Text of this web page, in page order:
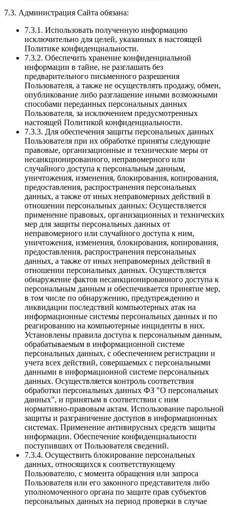
7.3. Администрация Сайта обязана:
7.3.1. Использовать полученную информацию
исключительно для целей, указанных в настоящей
Политике конфиденциальности.
7.3.2. Обеспечить хранение конфиденциальной
информации в тайне, не разглашать без
предварительного письменного разрешения
Пользователя, а также не осуществлять продажу, обмен,
опубликование либо разглашение иными возможными
способами переданных персональных данных
Пользователя, за исключением предусмотренных
настоящей Политикой конфиденциальности.
7.3.3. Для обеспечения защиты персональных данных
Пользователя при их обработке приняты следующие
правовые, организационные и технические меры от
несанкционированного, неправомерного или
случайного доступа к персональным данным,
уничтожения, изменения, блокирования, копирования,
предоставления, распространения персональных
данных, а также от иных неправомерных действий в
отношении персональных данных: Осуществляется
применение правовых, организационных и технических
мер для защиты персональных данных от
неправомерного или случайного доступа к ним,
уничтожения, изменения, блокирования, копирования,
предоставления, распространения персональных
данных, а также от иных неправомерных действий в
отношении персональных данных. Осуществляется
обнаружение фактов несанкционированного доступа к
персональным данным и обеспечивается принятие мер,
в том числе по обнаружению, предупреждению и
ликвидации последствий компьютерных атак на
информационные системы персональных данных и по
реагированию на компьютерные инциденты в них.
Установлены правила доступа к персональным данным,
обрабатываемым в информационной системе
персональных данных, с обеспечением регистрации и
учета всех действий, совершаемых с персональными
данными в информационной системе персональных
данных. Осуществляется контроль соответствия
обработки персональных данных ФЗ "О персональных
данных", и принятым в соответствии с ним
нормативно-правовым актам. Использование парольной
защиты и разграничение доступов в информационных
системах. Применение антивирусных средств защиты
информации. Обеспечение конфиденциальности
поступивших от Пользователя сведений.
7.3.4. Осуществить блокирование персональных
данных, относящихся к соответствующему
Пользователю, с момента обращения или запроса
Пользователя или его законного представителя либо
уполномоченного органа по защите прав субъектов
персональных данных на период проверки в случае